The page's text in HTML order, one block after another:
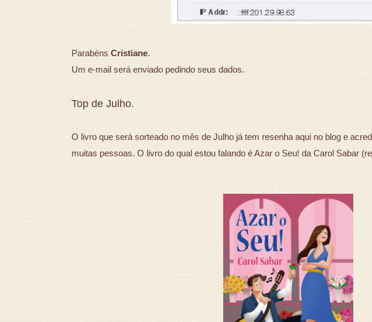
ParabénsCristiane.
Um e-mail será enviado pedindo seus dados.
Top de Julho.
O livro que será sorteado no mês de Julho já tem resenha aqui no blog e
muitas pessoas. O livro do qual estou falando é Azar o Seu! da Carol Sabar